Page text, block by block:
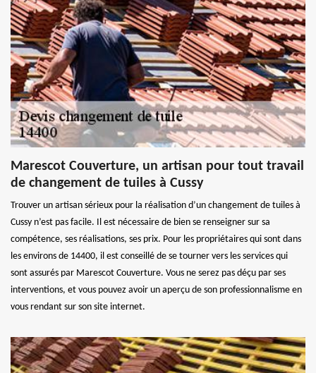
Marescot Couverture, un artisan pour tout travail
de changement de tuiles à Cussy
Trouver un artisan sérieux pour la réalisation d’un changement de tuiles à
Cussy n’est pas facile. Il est nécessaire de bien se renseigner sur sa
compétence, ses réalisations, ses prix. Pour les propriétaires qui sont dans
les environs de 14400, il est conseillé de se tourner vers les services qui
sont assurés par Marescot Couverture. Vous ne serez pas déçu par ses
interventions, et vous pouvez avoir un aperçu de son professionnalisme en
vous rendant sur son site internet.